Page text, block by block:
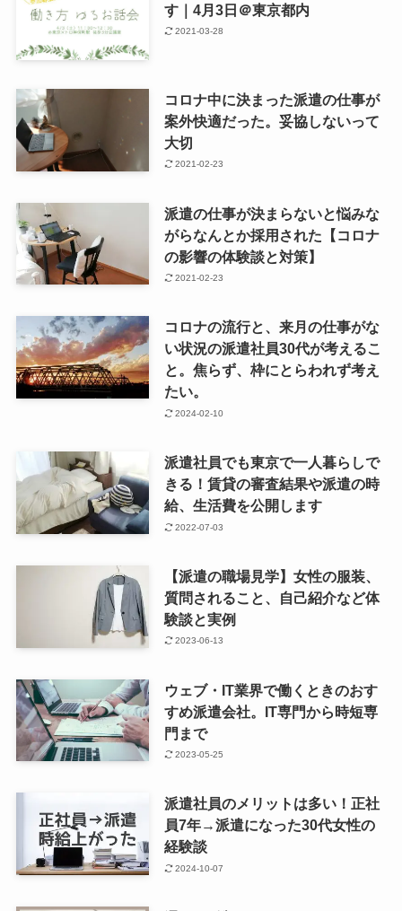
す｜4月3日＠東京都内
2021-03-28
コロナ中に決まった派遣の仕事が
案外快適だった。妥協しないって
大切
2021-02-23
派遣の仕事が決まらないと悩みな
がらなんとか採用された【コロナ
の影響の体験談と対策】
2021-02-23
コロナの流行と、来月の仕事がな
い状況の派遣社員30代が考えるこ
と。焦らず、枠にとらわれず考え
たい。
2024-02-10
派遣社員でも東京で一人暮らしで
きる！賃貸の審査結果や派遣の時
給、生活費を公開します
2022-07-03
【派遣の職場見学】女性の服装、
質問されること、自己紹介など体
験談と実例
2023-06-13
ウェブ・IT業界で働くときのおす
すめ派遣会社。IT専門から時短専
門まで
2023-05-25
派遣社員のメリットは多い！正社
員7年→派遣になった30代女性の
経験談
2024-10-07